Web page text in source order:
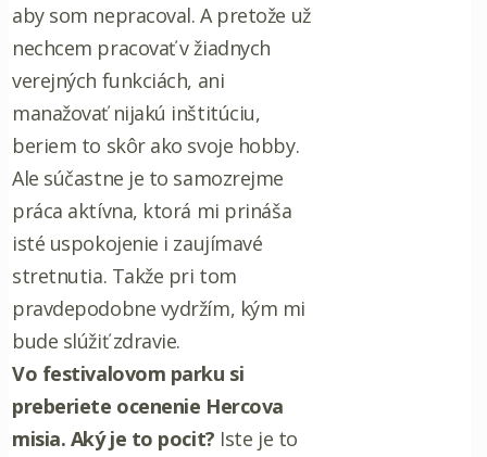
aby som nepracoval. A pretože už
nechcem pracovať v žiadnych
verejných funkciách, ani
manažovať nijakú inštitúciu,
beriem to skôr ako svoje hobby.
Ale súčastne je to samozrejme
práca aktívna, ktorá mi prináša
isté uspokojenie i zaujímavé
stretnutia. Takže pri tom
pravdepodobne vydržím, kým mi
bude slúžiť zdravie.
Vo festivalovom parku si
preberiete ocenenie Hercova
misia. Aký je to pocit? Iste je to